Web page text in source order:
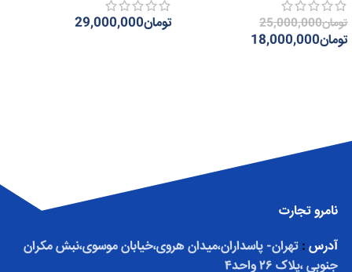
تومان25,000,000
تومان18,000,000
تومان29,000,000
نامرو تجارت
آدرس : تهران- پاسداران،میدان هروی،خیابان موسوی،نبش مکران
جنوبی ،پلاک ۲۶ واحد۴